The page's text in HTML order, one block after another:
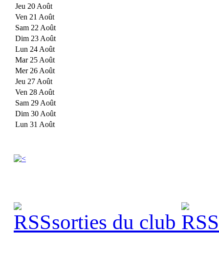
Jeu 20 Août
Ven 21 Août
Sam 22 Août
Dim 23 Août
Lun 24 Août
Mar 25 Août
Mer 26 Août
Jeu 27 Août
Ven 28 Août
Sam 29 Août
Dim 30 Août
Lun 31 Août
sorties du club